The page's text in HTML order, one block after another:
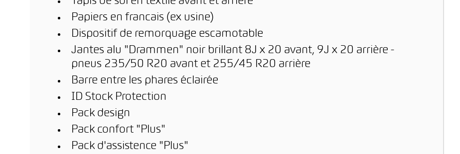
Papiers en francais (ex usine)
Dispositif de remorquage escamotable
Jantes alu "Drammen" noir brillant 8J x 20 avant, 9J x 20 arrière -
pneus 235/50 R20 avant et 255/45 R20 arrière
Barre entre les phares éclairée
ID Stock Protection
Pack design
Pack confort "Plus"
Pack d'assistence "Plus"